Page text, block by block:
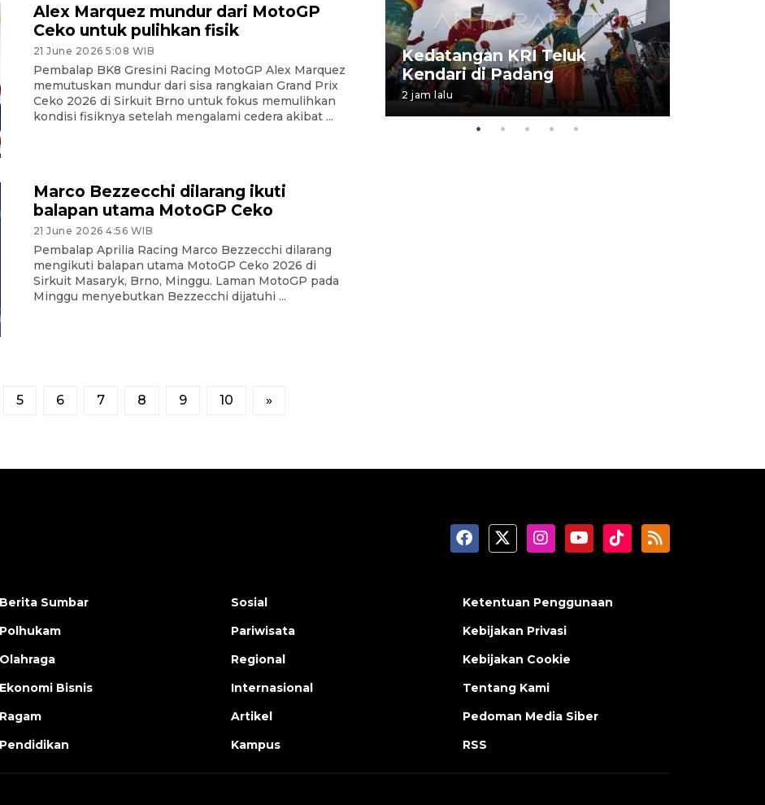
Alex Marquez mundur dari MotoGP
Ceko untuk pulihkan fisik
21 June 2026 5:08 WIB
Pembalap BK8 Gresini Racing MotoGP Alex Marquez
memutuskan mundur dari sisa rangkaian Grand Prix
Ceko 2026 di Sirkuit Brno untuk fokus memulihkan
kondisi fisiknya setelah mengalami cedera akibat ...
Marco Bezzecchi dilarang ikuti
balapan utama MotoGP Ceko
21 June 2026 4:56 WIB
Pembalap Aprilia Racing Marco Bezzecchi dilarang
mengikuti balapan utama MotoGP Ceko 2026 di
Sirkuit Masaryk, Brno, Minggu. Laman MotoGP pada
Minggu menyebutkan Bezzecchi dijatuhi ...
5 6 7 8 9 10 »
Penggantian konstruksi jalan
Lintas Sumatera di Sumbar
05 August 2026 10:35 WIB
Kedatangan KRI Teluk
Kendari di Padang
2 jam lalu
Berita Sumbar
Polhukam
Olahraga
Ekonomi Bisnis
Ragam
Pendidikan
Sosial
Pariwisata
Regional
Internasional
Artikel
Kampus
Ketentuan Penggunaan
Kebijakan Privasi
Kebijakan Cookie
Tentang Kami
Pedoman Media Siber
RSS